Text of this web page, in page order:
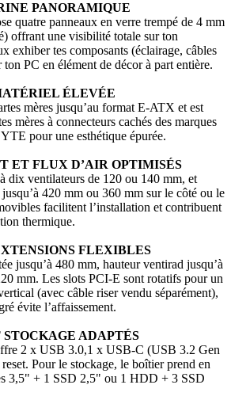
PANORAMIQUE
quatre panneaux en verre trempé de 4 mm
offrant une visibilité totale sur ton
exhiber tes composants (éclairage, câbles
PC en élément de décor à part entière.
ÉLEVÉE
mères jusqu’au format E-ATX et est
mères à connecteurs cachés des marques
pour une esthétique épurée.
ET FLUX D’AIR OPTIMISÉS
dix ventilateurs de 120 ou 140 mm, et
420 mm ou 360 mm sur le côté ou le
facilitent l’installation et contribuent
thermique.
FLEXIBLES
jusqu’à 480 mm, hauteur ventirad jusqu’à
mm. Les slots PCI-E sont rotatifs pour un
(avec câble riser vendu séparément),
évite l’affaissement.
ADAPTÉS
2 x USB 3.0,1 x USB-C (USB 3.2 Gen
Pour le stockage, le boîtier prend en
3,5" + 1 SSD 2,5" ou 1 HDD + 3 SSD